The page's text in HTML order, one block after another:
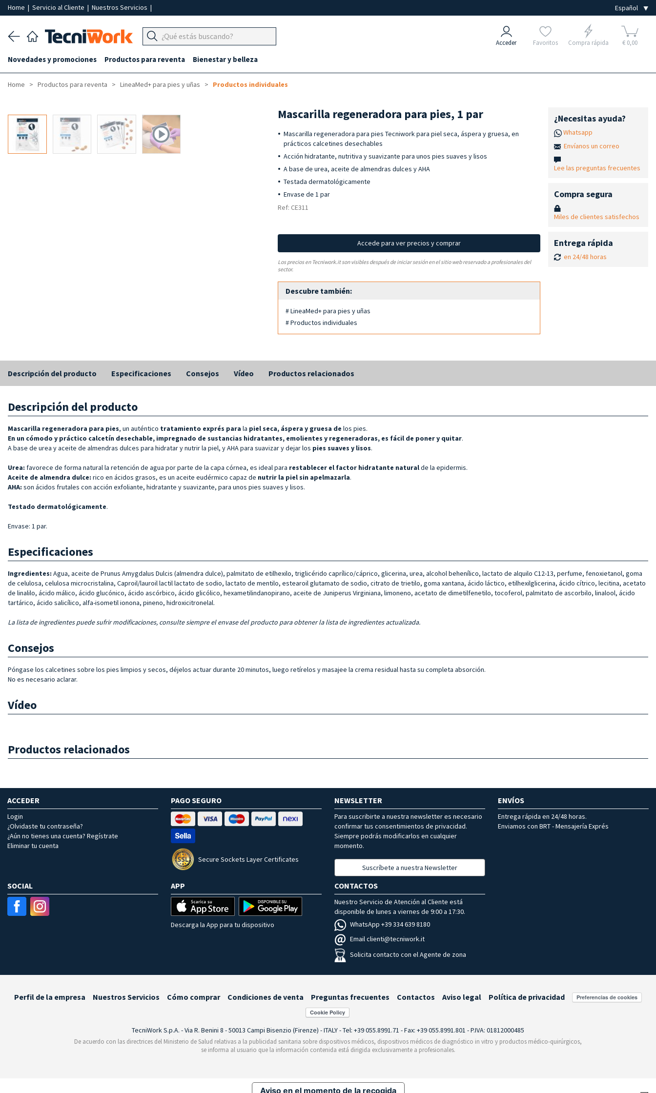
Home | Servicio al Cliente | Nuestros Servicios |
Acceder Favoritos Compra rápida € 0,00
Novedades y promociones Productos para reventa Bienestar y belleza
Home Productos para reventa LineaMed+ para pies y uñas Productos individuales
-40% Mascarilla regeneradora para pies, 1 par
Mascarilla regeneradora para pies Tecniwork para piel seca, áspera y gruesa, en
prácticos calcetines desechables
Acción hidratante, nutritiva y suavizante para unos pies suaves y lisos
A base de urea, aceite de almendras dulces y AHA
Testada dermatológicamente
Envase de 1 par
Ref: CE311
Accede para ver precios y comprar
Los precios en Tecniwork.it son visibles después de iniciar sesión en el sitio web reservado a profesionales del
sector.
Descubre también:
# LineaMed+ para pies y uñas
# Productos individuales
¿Necesitas ayuda?
Whatsapp
Envíanos un correo
Lee las preguntas frecuentes
Compra segura
Miles de clientes satisfechos
Entrega rápida
en 24/48 horas
Descripción del producto Especificaciones Consejos Vídeo Productos relacionados
Descripción del producto
Mascarilla regeneradora para pies, un auténtico tratamiento exprés para la piel seca, áspera y gruesa de los pies.
En un cómodo y práctico calcetín desechable, impregnado de sustancias hidratantes, emolientes y regeneradoras, es fácil de poner y quitar.
A base de urea y aceite de almendras dulces para hidratar y nutrir la piel, y AHA para suavizar y dejar los pies suaves y lisos.
Urea: favorece de forma natural la retención de agua por parte de la capa córnea, es ideal para restablecer el factor hidratante naturalde la epidermis.
Aceite de almendra dulce: rico en ácidos grasos, es un aceite eudérmico capaz de nutrir la piel sin apelmazarla.
AHA: son ácidos frutales con acción exfoliante, hidratante y suavizante, para unos pies suaves y lisos.
Testado dermatológicamente.
Envase: 1 par.
Especificaciones
Ingredientes: Agua, aceite de Prunus Amygdalus Dulcis (almendra dulce), palmitato de etilhexilo, triglicérido caprílico/cáprico, glicerina, urea, alcohol behenílico, lactato de alquilo C12-13, perfume, fenoxietanol, goma
de celulosa, celulosa microcristalina, Caproil/lauroil lactil lactato de sodio, lactato de mentilo, estearoil glutamato de sodio, citrato de trietilo, goma xantana, ácido láctico, etilhexilglicerina, ácido cítrico, lecitina, acetato
de linalilo, ácido málico, ácido glucónico, ácido ascórbico, ácido glicólico, hexametilindanopirano, aceite de Juniperus Virginiana, limoneno, acetato de dimetilfenetilo, tocoferol, palmitato de ascorbilo, linalool, ácido
tartárico, ácido salicílico, alfa-isometil ionona, pineno, hidroxicitronelal.
La lista de ingredientes puede sufrir modificaciones, consulte siempre el envase del producto para obtener la lista de ingredientes actualizada.
Consejos
Póngase los calcetines sobre los pies limpios y secos, déjelos actuar durante 20 minutos, luego retírelos y masajee la crema residual hasta su completa absorción.
No es necesario aclarar.
Vídeo
Productos relacionados
ACCEDER
Login
¿Olvidaste tu contraseña?
¿Aún no tienes una cuenta? Regístrate
Eliminar tu cuenta
PAGO SEGURO
Secure Sockets Layer Certificates
NEWSLETTER
Para suscribirte a nuestra newsletter es necesario
confirmar tus consentimientos de privacidad.
Siempre podrás modificarlos en cualquier
momento.
Suscríbete a nuestra Newsletter
ENVÍOS
Entrega rápida en 24/48 horas.
Enviamos con BRT - Mensajería Exprés
SOCIAL APP
Descarga la App para tu dispositivo
CONTACTOS
Nuestro Servicio de Atención al Cliente está
disponible de lunes a viernes de 9:00 a 17:30.
WhatsApp +39 334 639 8180
Email clienti@tecniwork.it
Solicita contacto con el Agente de zona
Perfil de la empresa Nuestros Servicios Cómo comprar Condiciones de venta Preguntas frecuentes Contactos Aviso legal Política de privacidad Preferencias de cookies
TecniWork S.p.A. - Via R. Benini 8 - 50013 Campi Bisenzio (Firenze) - ITALY - Tel: +39 055.8991.71 - Fax: +39 055.8991.801 - P.IVA: 01812000485
De acuerdo con las directrices del Ministerio de Salud relativas a la publicidad sanitaria sobre dispositivos médicos, dispositivos médicos de diagnóstico in vitro y productos médico-quirúrgicos,
se informa al usuario que la información contenida está dirigida exclusivamente a profesionales.
Aviso en el momento de la recogida